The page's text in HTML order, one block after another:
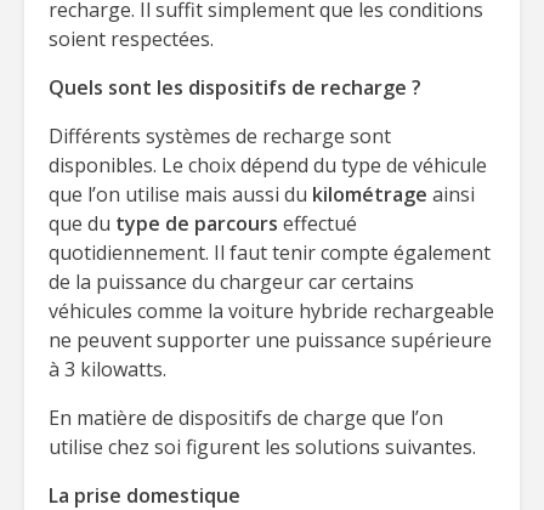
recharge. Il suffit simplement que les conditions
soient respectées.
Quels sont les dispositifs de recharge ?
Différents systèmes de recharge sont
disponibles. Le choix dépend du type de véhicule
que l’on utilise mais aussi du kilométrage ainsi
que du type de parcours effectué
quotidiennement. Il faut tenir compte également
de la puissance du chargeur car certains
véhicules comme la voiture hybride rechargeable
ne peuvent supporter une puissance supérieure
à 3 kilowatts.
En matière de dispositifs de charge que l’on
utilise chez soi figurent les solutions suivantes.
La prise domestique